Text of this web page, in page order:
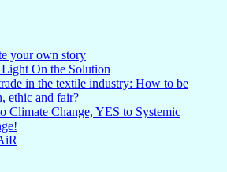
your own story
On the Solution
in the textile industry: How to be
ethic and fair?
Climate Change, YES to Systemic